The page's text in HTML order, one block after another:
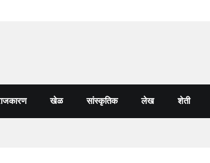
खेळ सांस्कृतिक लेख शेती